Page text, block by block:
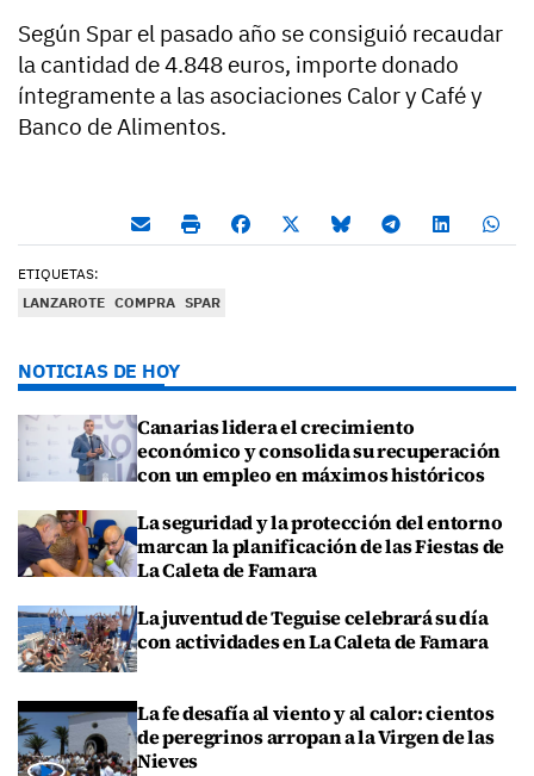
Según Spar el pasado año se consiguió recaudar
la cantidad de 4.848 euros, importe donado
íntegramente a las asociaciones Calor y Café y
Banco de Alimentos.
ETIQUETAS:
LANZAROTE COMPRA SPAR
NOTICIAS DE HOY
Canarias lidera el crecimiento
económico y consolida su recuperación
con un empleo en máximos históricos
La seguridad y la protección del entorno
marcan la planificación de las Fiestas de
La Caleta de Famara
La juventud de Teguise celebrará su día
con actividades en La Caleta de Famara
La fe desafía al viento y al calor: cientos
de peregrinos arropan a la Virgen de las
Nieves